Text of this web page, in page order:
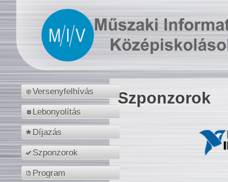
Versenyfelhívás
Lebonyolítás
Díjazás
Szponzorok
Program
Szponzorok